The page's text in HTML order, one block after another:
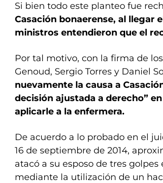
Si bien todo este planteo fue
Casación bonaerense, al llegar
ministros entendieron que el
Por tal motivo, con la firma de
Genoud, Sergio Torres y Daniel
nuevamente la causa a
decisión ajustada a derecho”
aplicarle a la enfermera.
De acuerdo a lo probado en el
16 de septiembre de 2014,
atacó a su esposo de tres
mediante la utilización de un